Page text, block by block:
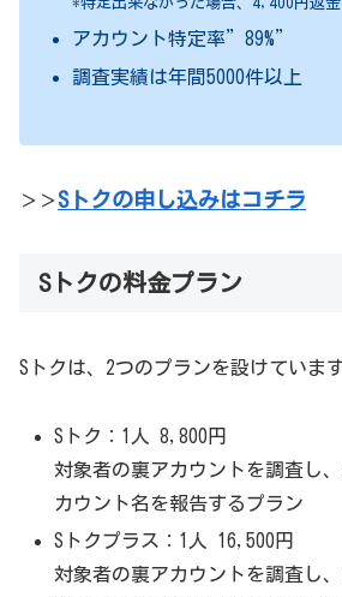
アカウント特定率”89%”
調査実績は年間5000件以上
＞＞Sトクの申し込みはコチラ
Sトクの料金プラン
Sトクは、2つのプランを設けています
Sトク：1人 8,800円
対象者の裏アカウントを調査し
カウント名を報告するプラン
Sトクプラス：1人 16,500円
対象者の裏アカウントを調査し